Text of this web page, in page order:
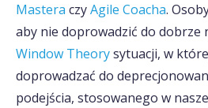
Mastera czyAgile Coacha.
aby nie doprowadzić do dobrze
Window Theorysytuacji, w
doprowadzać do
podejścia, stosowanego w